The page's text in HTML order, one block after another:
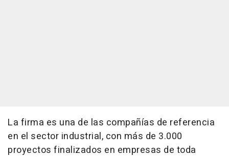
La firma es una de las compañías de referencia
en el sector industrial, con más de 3.000
proyectos finalizados en empresas de toda